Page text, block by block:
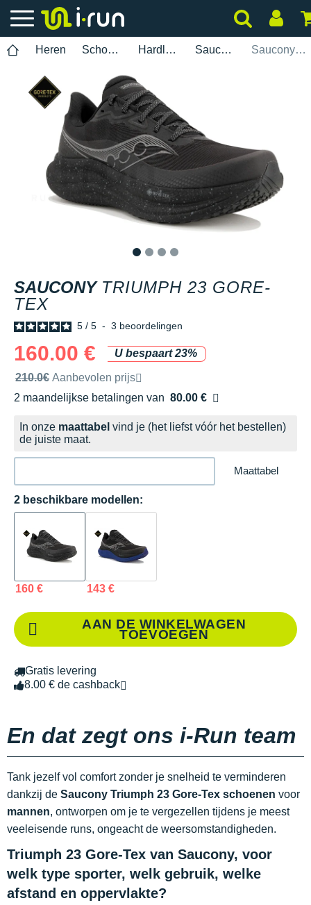
Heren Schoenen Hardlopen Saucony Saucony Triumph 23 Gore-Tex
SAUCONY TRIUMPH 23 GORE-
TEX
5 / 5 - 3 beoordelingen
160.00 €
U bespaart 23%
Door het merk aanbevolen verkoopprijs
210.0€ Aanbevolen prijs
2 maandelijkse betalingen van 80.00 €
zonder kosten
In onze maattabel vind je (het liefst vóór het bestellen)
de juiste maat.
Maattabel
2 beschikbare modellen:
160 € 143 €
AAN DE WINKELWAGEN
TOEVOEGEN
Gratis levering
8.00 € de cashback
En dat zegt ons i-Run team
Tank jezelf vol comfort zonder je snelheid te verminderen
dankzij de Saucony Triumph 23 Gore-Tex schoenen voor
mannen, ontworpen om je te vergezellen tijdens je meest
veeleisende runs, ongeacht de weersomstandigheden.
Triumph 23 Gore-Tex van Saucony, voor
welk type sporter, welk gebruik, welke
afstand en oppervlakte?